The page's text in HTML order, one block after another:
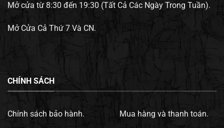
Mở cửa từ 8:30 đến 19:30 (Tất Cả Các Ngày Trong Tuần).
Mở Cửa Cả Thứ 7 Và CN.
CHÍNH SÁCH
Chính sách bảo hành. Mua hàng và thanh toán.